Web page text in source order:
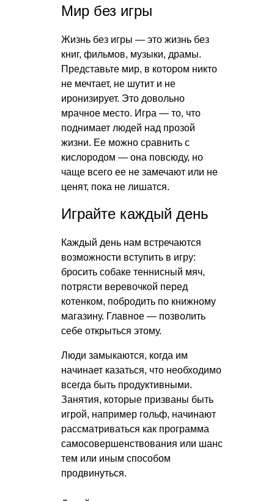
Мир без игры
Жизнь без игры — это жизнь без
книг, фильмов, музыки, драмы.
Представьте мир, в котором никто
не мечтает, не шутит и не
иронизирует. Это довольно
мрачное место. Игра — то, что
поднимает людей над прозой
жизни. Ее можно сравнить с
кислородом — она повсюду, но
чаще всего ее не замечают или не
ценят, пока не лишатся.
Играйте каждый день
Каждый день нам встречаются
возможности вступить в игру:
бросить собаке теннисный мяч,
потрясти веревочкой перед
котенком, побродить по книжному
магазину. Главное — позволить
себе открыться этому.
Люди замыкаются, когда им
начинает казаться, что необходимо
всегда быть продуктивными.
Занятия, которые призваны быть
игрой, например гольф, начинают
рассматриваться как программа
самосовершенствования или шанс
тем или иным способом
продвинуться.